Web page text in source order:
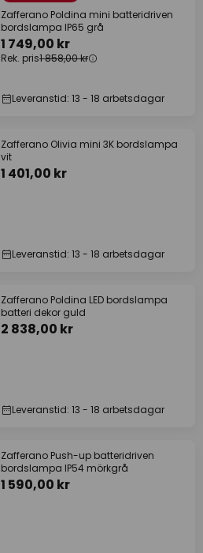
Zafferano Poldina mini batteridriven
bordslampa IP65 grå
1 749,00 kr
Rek. pris1 858,00 kr
Leveranstid: 13 - 18 arbetsdagar
Zafferano Olivia mini 3K bordslampa
vit
1 401,00 kr
Leveranstid: 13 - 18 arbetsdagar
Zafferano Poldina LED bordslampa
batteri dekor guld
2 838,00 kr
Leveranstid: 13 - 18 arbetsdagar
Zafferano Push-up batteridriven
bordslampa IP54 mörkgrå
1 590,00 kr